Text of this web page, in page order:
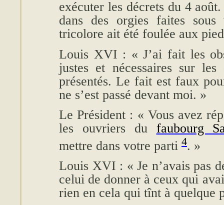
exécuter les décrets du 4
dans des orgies faites
tricolore ait été foulée aux
Louis XVI : « J’ai fait les
justes et nécessaires sur
présentés. Le fait est faux
ne s’est passé devant moi. »
Le Président : « Vous avez
les ouvriers du faubourg
mettre dans votre parti 4. »
Louis XVI : « Je n’avais pas
celui de donner à ceux qui
rien en cela qui tînt à quelque